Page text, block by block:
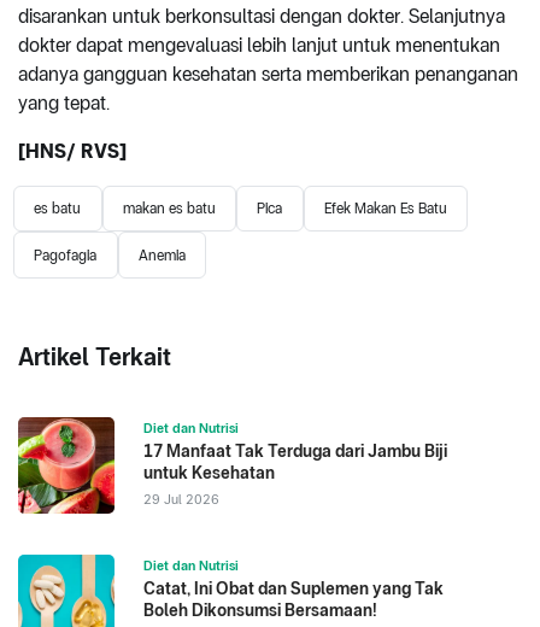
disarankan untuk berkonsultasi dengan dokter. Selanjutnya
dokter dapat mengevaluasi lebih lanjut untuk menentukan
adanya gangguan kesehatan serta memberikan penanganan
yang tepat.
[HNS/ RVS]
es batu makan es batu Pica Efek Makan Es Batu
Pagofagia Anemia
Artikel Terkait
Diet dan Nutrisi
17 Manfaat Tak Terduga dari Jambu Biji
untuk Kesehatan
29 Jul 2026
Diet dan Nutrisi
Catat, Ini Obat dan Suplemen yang Tak
Boleh Dikonsumsi Bersamaan!